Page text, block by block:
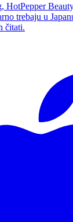
HotPepper
trebaju u
čitati.